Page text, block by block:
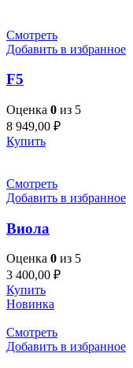
Смотреть
Добавить в избранное
F5
Оценка 0 из 5
8 949,00 ₽
Купить
Смотреть
Добавить в избранное
Виола
Оценка 0 из 5
3 400,00 ₽
Купить
Новинка
Смотреть
Добавить в избранное